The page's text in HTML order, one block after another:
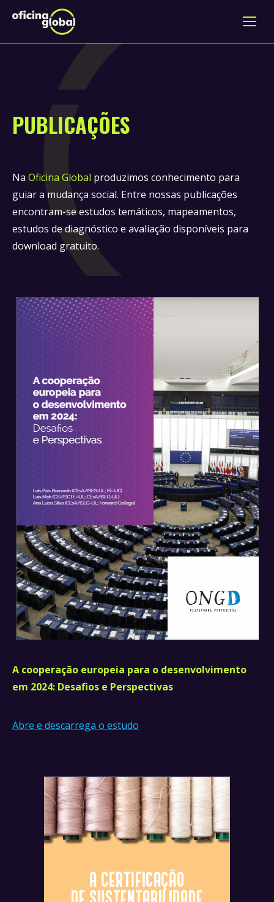
PUBLICAÇÕES
Na Oficina Global produzimos conhecimento para
guiar a mudança social. Entre nossas publicações
encontram-se estudos temáticos, mapeamentos,
estudos de diagnóstico e avaliação disponíveis para
download gratuito.
A cooperação europeia para o desenvolvimento
em 2024: Desafios e Perspectivas
Abre e descarrega o estudo